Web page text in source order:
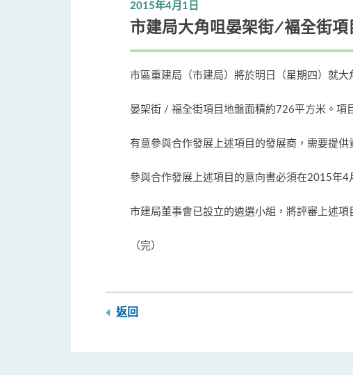
2015年4月1日
市建局大角咀晏架街/褔全街項
市區重建局（市建局）將於明日（星期四）就
晏架街 / 福全街項目地盤面積約726平方米。項
有意參與合作發展上述項目的發展商，需要提
參與合作發展上述項目的意向書必須在2015年
市建局董事會已設立的遴選小組，將評審上述
（完）
返回